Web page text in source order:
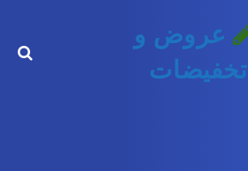
عروض و
تخفيضات